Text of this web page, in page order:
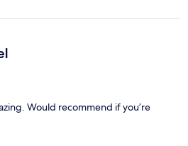
Would recommend if you’re